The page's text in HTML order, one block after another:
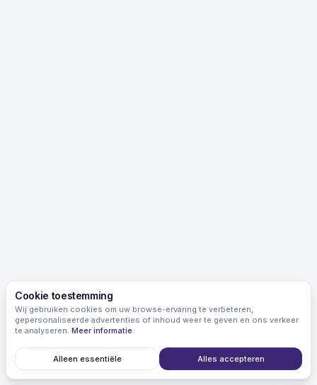
Cookie toestemming
Wij gebruiken cookies om uw browse-ervaring te verbeteren,
gepersonaliseerde advertenties of inhoud weer te geven en ons verkeer
te analyseren. Meer informatie
Alleen essentiële Alles accepteren